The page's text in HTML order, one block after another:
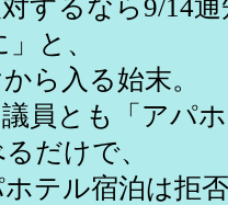
るなら9/14通
と、
ら入る始末。
とも「アパホ
だけで、
ル宿泊は拒否